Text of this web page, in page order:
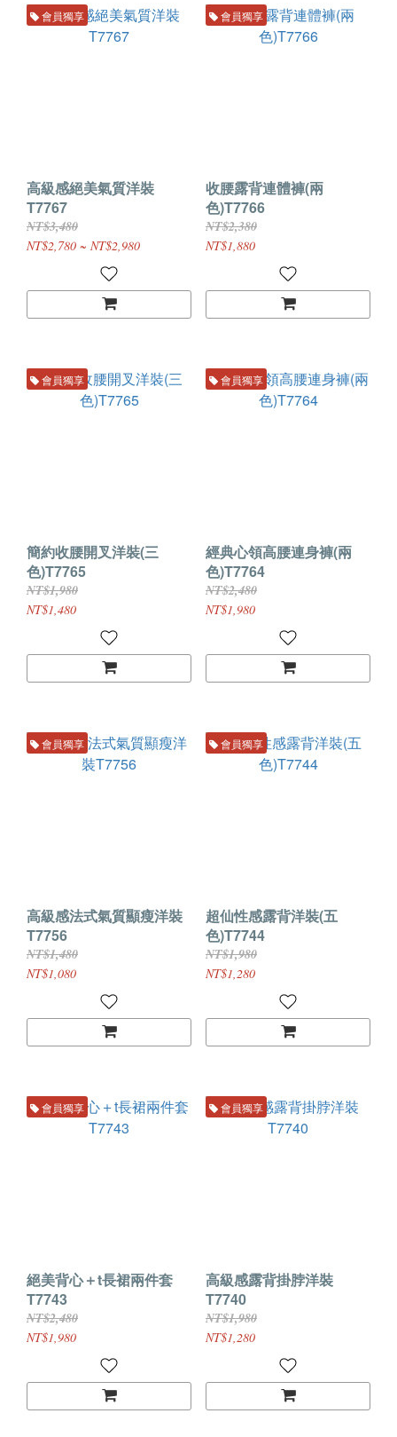
會員獨享
高級感絕美氣質洋裝
T7767
NT$3,480
NT$2,780 ~ NT$2,980
會員獨享
收腰露背連體褲(兩
色)T7766
NT$2,380
NT$1,880
會員獨享
簡約收腰開叉洋裝(三
色)T7765
NT$1,980
NT$1,480
會員獨享
經典心領高腰連身褲(兩
色)T7764
NT$2,480
NT$1,980
會員獨享
高級感法式氣質顯瘦洋裝
T7756
NT$1,480
NT$1,080
會員獨享
超仙性感露背洋裝(五
色)T7744
NT$1,980
NT$1,280
會員獨享
絕美背心＋t長裙兩件套
T7743
NT$2,480
NT$1,980
會員獨享
高級感露背掛脖洋裝
T7740
NT$1,980
NT$1,280